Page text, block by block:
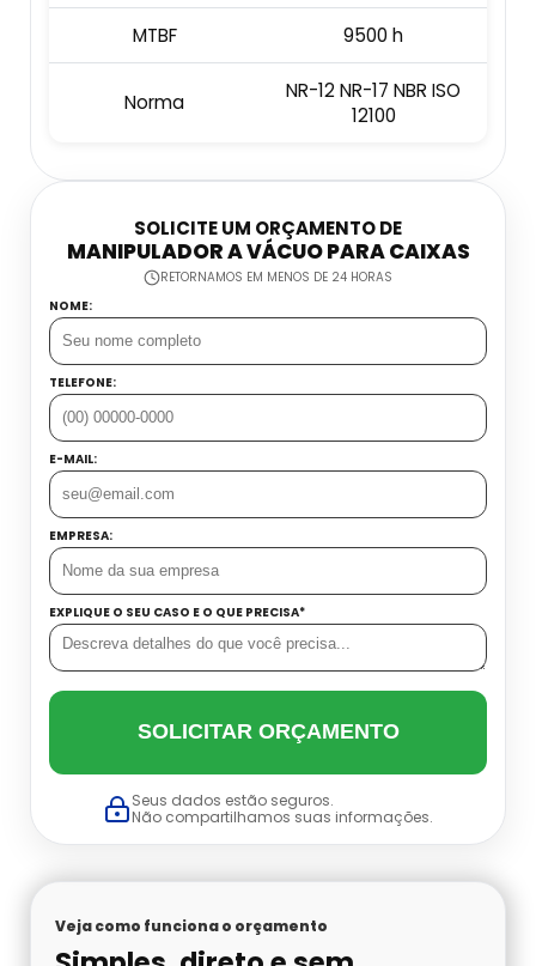
Dosadora Para Grãos
Máquina Seladora Automática
Seladora Contínua Automática
Seladora De Gelo
Seladora De Pedal Preço
Balança Contadora Industrial
Balança Linear Sp
Balança Multi Cabeças
Balança Multi Cabeças Preço
Balança Multi Cabeças Sp
Balança Multicabeçote Preço
Dosadora Para Pó
Datador Inkjet Manual
Datador Manual Preço
Datador Para Flow Pack
Datador Portátil
Datadora Automática
Datador Cetro
MTBF 9500 h
Norma
NR-12 NR-17 NBR ISO
12100
SOLICITE UM ORÇAMENTO DE
MANIPULADOR A VÁCUO PARA CAIXAS
RETORNAMOS EM MENOS DE 24 HORAS
NOME:
TELEFONE:
E-MAIL:
EMPRESA:
EXPLIQUE O SEU CASO E O QUE PRECISA*
SOLICITAR ORÇAMENTO
Seus dados estão seguros.
Não compartilhamos suas informações.
Veja como funciona o orçamento